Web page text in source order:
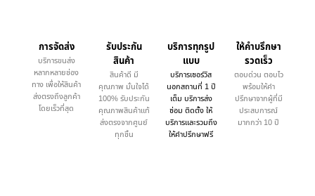
การจัดส่ง
บริการขนส่ง
หลากหลายช่อง
ทาง เพื่อให้สินค้า
ส่งตรงถึงลูกค้า
โดยเร็วที่สุด
รับประกัน
สินค้า
สินค้าดี มี
คุณภาพ มั่นใจได้
100% รับประกัน
คุณภาพสินค้าแท้
ส่งตรงจากศูนย์
ทุกชิ้น
บริการทุกรูป
แบบ
บริการเซอร์วิส
นอกสถานที่ 1 ปี
เต็ม บริการส่ง
ซ่อม ติดตั้ง ให้
บริการและรวมถึง
ให้คำปรึกษาฟรี
ให้คำบรึกษา
รวดเร็ว
ตอบด่วน ตอบไว
พร้อมให้คำ
ปรึกษาจากผู้ที่มี
ประสบการณ์
มากกว่า 10 ปี